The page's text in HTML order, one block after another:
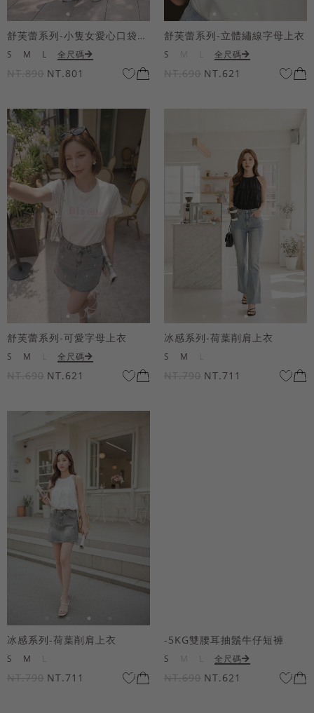
舒芙蕾系列-小隻女愛心口袋寬褲
S M L 全尺碼
NT.890 NT.801
舒芙蕾系列-立體繡線字母上衣
S 全尺碼
NT.690 NT.621
舒芙蕾系列-可愛字母上衣
S M 全尺碼
NT.690 NT.621
冰感系列-荷葉削肩上衣
S M
NT.790 NT.711
冰感系列-荷葉削肩上衣
S M
NT.790 NT.711
-5KG雙腰耳抽鬚牛仔短褲
S 全尺碼
NT.690 NT.621